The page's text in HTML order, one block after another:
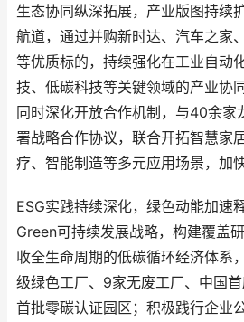
生态协同纵深拓展，产业版图持续
航道，通过并购新时达、汽车之家
等优质标的，持续强化在工业自动
技、低碳科技等关键领域的产业协
同时深化开放合作机制，与40余家
署战略合作协议，联合开拓智慧家
疗、智能制造等多元应用场景，加
ESG实践持续深化，绿色动能加速
Green可持续发展战略，构建覆盖
收全生命周期的低碳循环经济体系
级绿色工厂、9家无废工厂、中国
首批零碳认证园区；积极践行企业